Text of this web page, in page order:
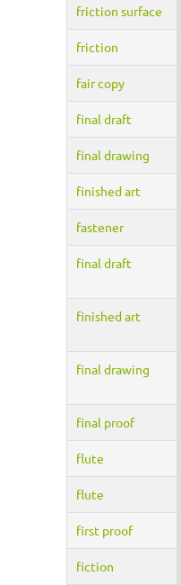
friction surface
friction
fair copy
final draft
final drawing
finished art
fastener
final draft
finished art
final drawing
final proof
flute
flute
first proof
fiction